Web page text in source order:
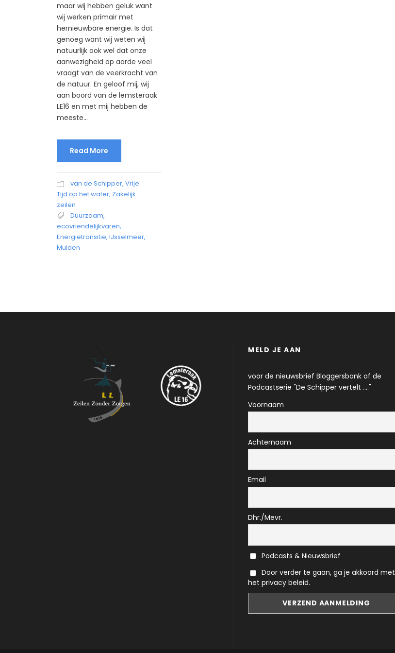
maar wij hebben geluk want
wij werken primair met
hernieuwbare energie. Is dat
genoeg want wij weten wij
natuurlijk ook wel dat onze
aanwezigheid op aarde veel
vraagt van de veerkracht van
de natuur. En geloof mij, wij
aan boord van de lemsteraak
LE16 en met mij hebben de
meeste...
Read More
van de Schipper, Vrije
Tijd op het water, Zakelijk
zeilen
Duurzaam,
ecovriendelijkvaren,
Energietransitie, IJsselmeer,
Muiden
MELD JE AAN
voor de nieuwsbrief Bloggersbank of de
Podcastserie "De Schipper vertelt ...."
Voornaam
Achternaam
Email
Dhr./Mevr.
Podcasts & Nieuwsbrief
Door verder te gaan, ga je akkoord met
het privacy beleid.